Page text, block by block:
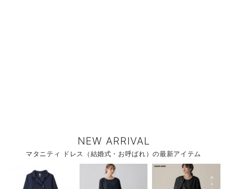
NEW ARRIVAL
マタニティ ドレス（結婚式・お呼ばれ）の最新アイテム